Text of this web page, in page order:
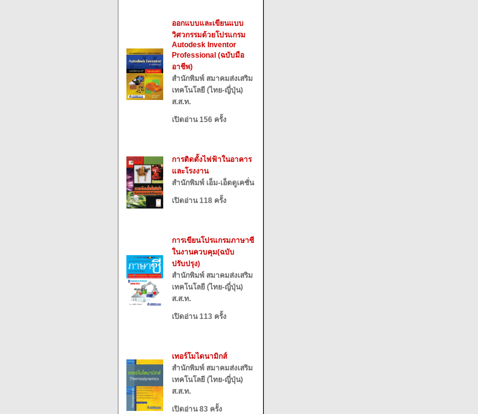
ออกแบบและเขียนแบบ
วิศวกรรมด้วยโปรแกรม
Autodesk Inventor
Professional (ฉบับมือ
อาชีพ)
สำนักพิมพ์ สมาคมส่งเสริม
เทคโนโลยี (ไทย-ญี่ปุ่น)
ส.ส.ท.
เปิดอ่าน 156 ครั้ง
การติดตั้งไฟฟ้าในอาคาร
และโรงงาน
สำนักพิมพ์ เอ็ม-เอ็ดดูเคชั่น
เปิดอ่าน 118 ครั้ง
การเขียนโปรแกรมภาษาซี
ในงานควบคุม(ฉบับ
ปรับปรุง)
สำนักพิมพ์ สมาคมส่งเสริม
เทคโนโลยี (ไทย-ญี่ปุ่น)
ส.ส.ท.
เปิดอ่าน 113 ครั้ง
เทอร์โมไดนามิกส์
สำนักพิมพ์ สมาคมส่งเสริม
เทคโนโลยี (ไทย-ญี่ปุ่น)
ส.ส.ท.
เปิดอ่าน 83 ครั้ง